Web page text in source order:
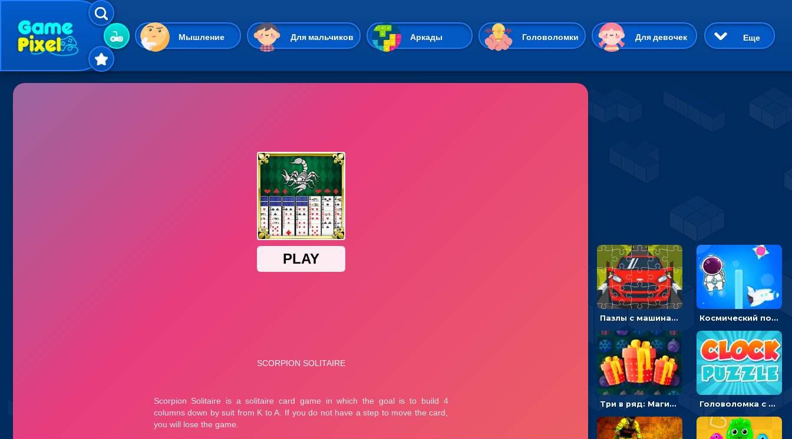
Мышление Для мальчиков Аркады Головоломки Для девочек
Гиперказуальные Казуальные Веселые 3D Приключения
Симуляторы
Пасьянс
Еще
Пазлы с машинами Форд: собирать картинки и открывать новые Космический побег: двигать космонавта, чтобы попасть к кораблю
Три в ряд: Магические рождественские драгоценности Головоломка с часами для детей: читать время по циферблату